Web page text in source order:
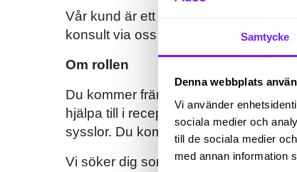
Samtycke
Denna webbplats
Vi använder
sociala medier och
till de sociala medier
med annan information
Vår kund är ett teknikföretag med
konsult via oss på The Place.
Om rollen
Du kommer främst att arbeta med
hjälpa till i receptionen med
sysslor. Du kommer också att vara
Vi söker dig som tidigare har